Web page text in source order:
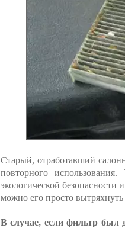
Старый, отработавший
повторного
экологической
можно его просто вытряхнуть
В случае, если фильтр был